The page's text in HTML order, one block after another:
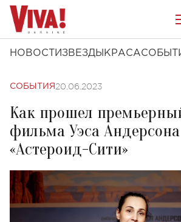
НОВОСТИ ЗВЕЗДЫ КРАСА
СОБЫТИЯ 20.06.2023
Как прошел
фильма Уэса Андерсона
«Астероид-Сити»